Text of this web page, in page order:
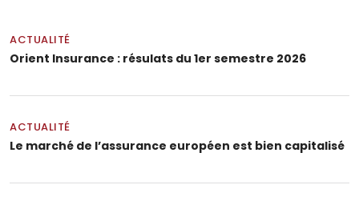
ACTUALITÉ
Orient Insurance : résulats du 1er semestre 2026
ACTUALITÉ
Le marché de l’assurance européen est bien capitalisé